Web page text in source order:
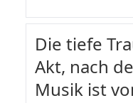
Die tiefe
Akt, nach
Musik ist